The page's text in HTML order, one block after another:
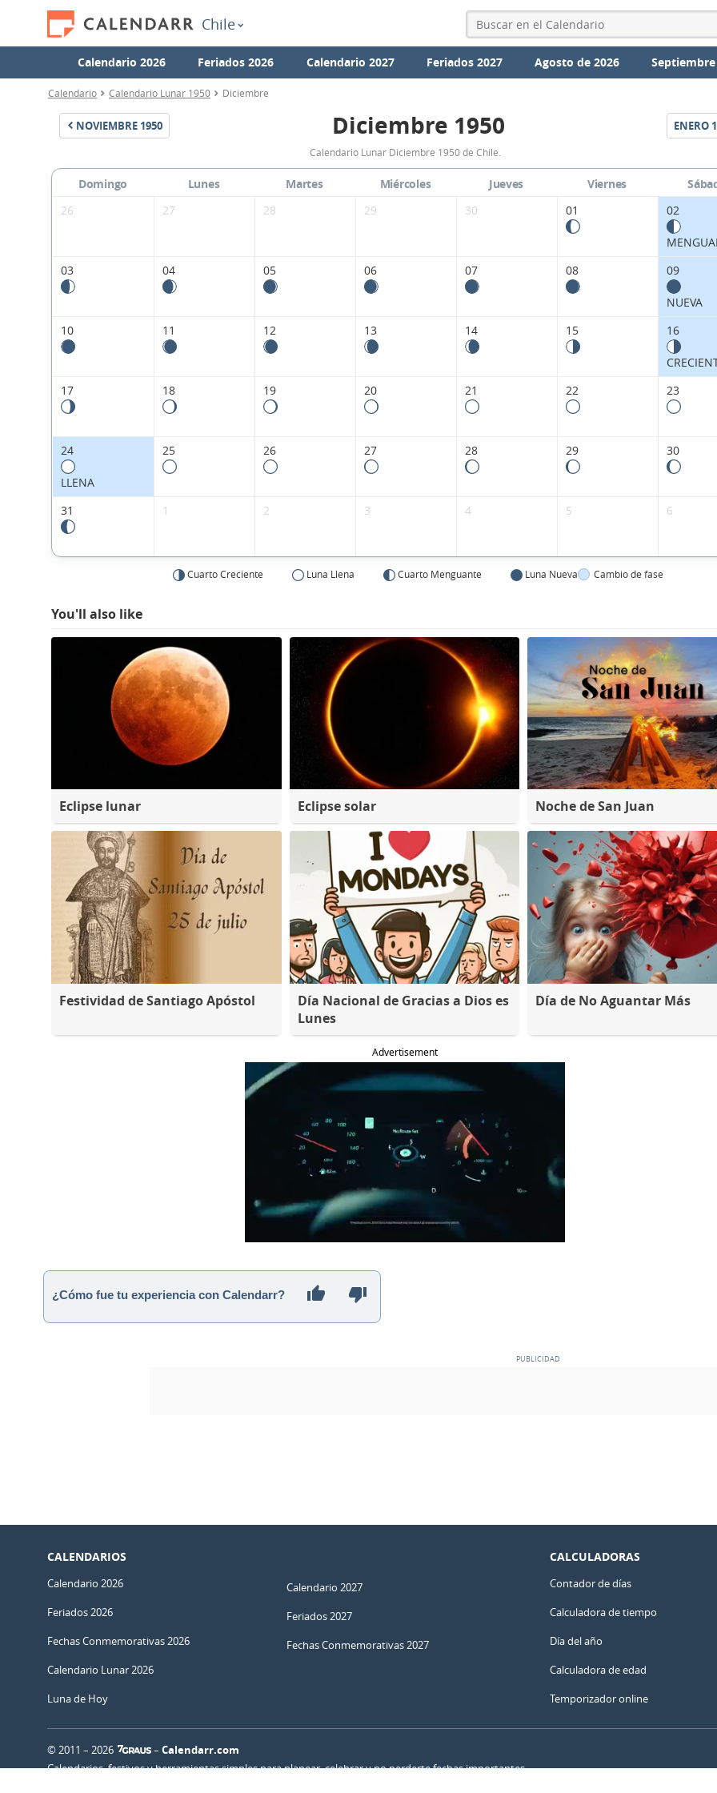
Chile
Calendario 2026 Feriados 2026 Calendario 2027 Feriados 2027 Agosto de 2026
Calendario Calendario Lunar 1950 Diciembre
NOVIEMBRE 1950
Calendario
Lunar
Diciembre
1950
Chile.
Diciembre 1950 ENERO
Calendario Lunar Diciembre 1950 de Chile.
Domingo Lunes Martes Miércoles Jueves Viernes
26
27 28 29 30 01 02
03
04 05 06 07 08 09
NUEVA
10
11 12 13 14 15 16
17
18 19 20 21 22 23
24
LLENA
25 26 27 28 29 30
31 1 2 3 4 5 6
Cuarto Creciente Luna Llena Cuarto Menguante Luna Nueva Cambio de fase
You'll also like
Eclipse lunar Eclipse solar Noche de San Juan
Festividad de Santiago Apóstol
Día Nacional de Gracias a Dios es
Lunes
Día de No Aguantar Más
Advertisement
¿Cómo fue tu experiencia con Calendarr?
CALENDARIOS
Calendario 2026
Feriados 2026
Fechas Conmemorativas 2026
Calendario Lunar 2026
Luna de Hoy
Calendario 2027
Feriados 2027
Fechas Conmemorativas 2027
CALCULADORAS
Contador de días
Calculadora de tiempo
Día del año
Calculadora de edad
Temporizador online
© 2011 – 2026 – Calendarr.com
Calendarios, festivos y herramientas simples para planear, celebrar y no perderte fechas importantes.